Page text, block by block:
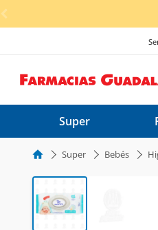
< div class="carousel-inner">
climáticas ocasionadas por
Super
Super Bebés